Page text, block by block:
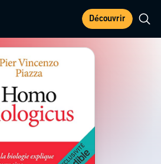
Découvrir